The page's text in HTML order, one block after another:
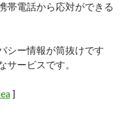
帯電話から応対ができる
シー情報が筒抜けです
サービスです。
]